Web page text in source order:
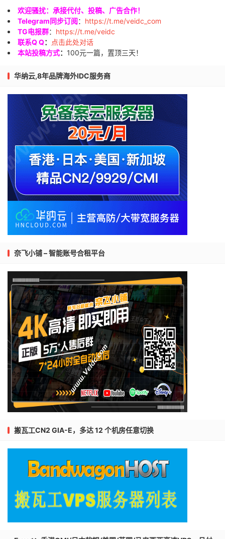
欢迎骚扰：承接代付、投稿、广告合作！
Telegram同步订阅： https://t.me/veidc_com
TG电报群： https://t.me/veidc
联系Q Q：
点击此处对话
本站投稿方式： 100元一篇，置顶三天！
华纳云,8年品牌海外IDC服务商
奈飞小铺 – 智能账号合租平台
搬瓦工CN2 GIA-E，多达 12 个机房任意切换